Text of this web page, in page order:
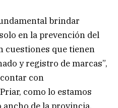
brindar
en la prevención del
cuestiones que tienen
y registro de marcas”,
con
como lo estamos